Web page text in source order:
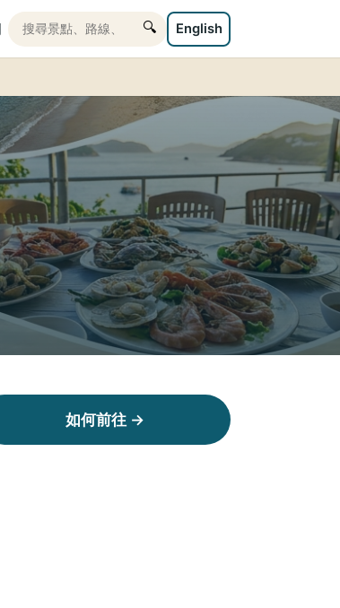
🔍 English
如何前往 →